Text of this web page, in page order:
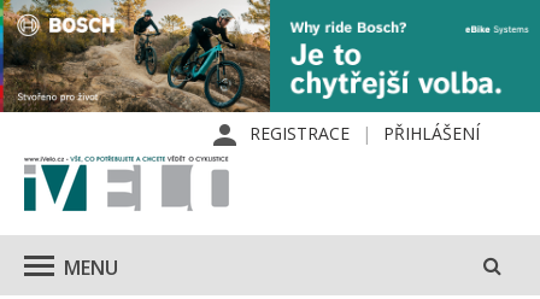
REGISTRACE PŘIHLÁŠENÍ
MENU